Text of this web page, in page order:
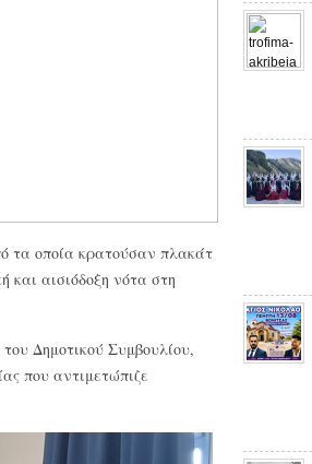
τα οποία κρατούσαν πλακάτ
και αισιόδοξη νότα στη
Δημοτικού Συμβουλίου,
που αντιμετώπιζε